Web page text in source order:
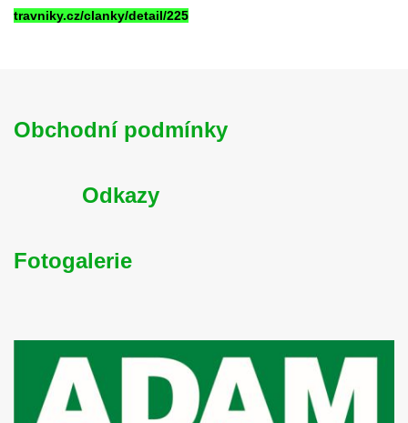
travniky.cz/clanky/detail/225
Obchodní podmínky
Odkazy
Fotogalerie